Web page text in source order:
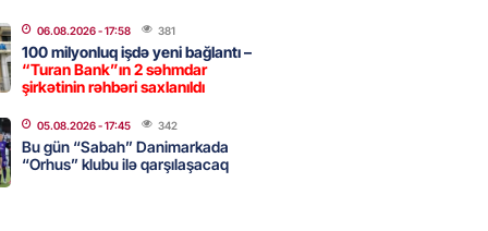
- 09:20
- 09:11 168
06.08.2026- 17:58 381
100 milyonluq işdə yeni bağlantı –
“Turan Bank”ın 2 səhmdar
şirkətinin rəhbəri saxlanıldı
05.08.2026- 17:45 342
Bu gün “Sabah” Danimarkada
“Orhus” klubu ilə qarşılaşacaq